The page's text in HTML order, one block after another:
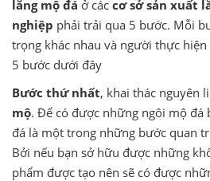
lăng mộ đá ở các cơ sở sản xuất
nghiệp phải trải qua 5 bước. Mỗi
trọng khác nhau và người thực
5 bước dưới đây
Bước thứ nhất, khai thác nguyên
mộ. Để có được những ngôi mộ đá
đá là một trong những bước quan
Bởi nếu bạn sở hữu được những
phẩm được tạo nên sẽ có được